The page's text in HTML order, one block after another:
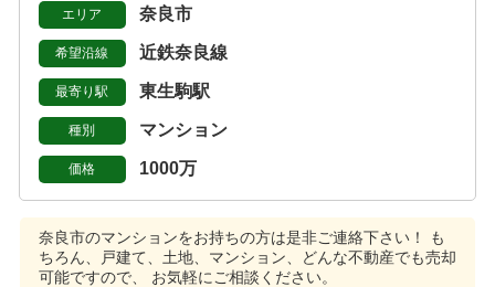
エリア 奈良市
希望沿線 近鉄奈良線
最寄り駅 東生駒駅
種別 マンション
価格 1000万
奈良市のマンションをお持ちの方は是非ご連絡下さい！
も
ちろん、戸建て、土地、マンション、どんな不動産でも売却
可能ですので、 お気軽にご相談ください。